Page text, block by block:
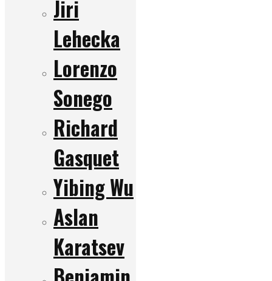
Jiri
Lehecka
Lorenzo
Sonego
Richard
Gasquet
Yibing Wu
Aslan
Karatsev